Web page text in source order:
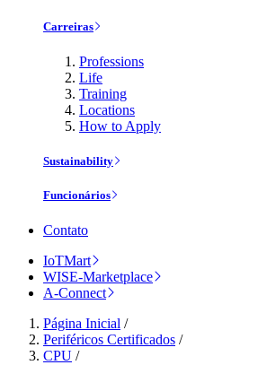
Carreiras
Professions
Life
Training
Locations
How to Apply
Sustainability
Funcionários
Contato
IoTMart
WISE-Marketplace
A-Connect
Página Inicial /
Periféricos Certificados /
CPU /